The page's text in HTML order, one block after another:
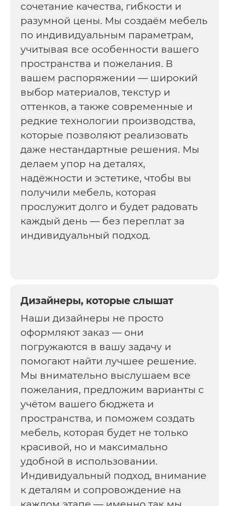
сочетание качества, гибкости и
разумной цены. Мы создаём мебель
по индивидуальным параметрам,
учитывая все особенности вашего
пространства и пожелания. В
вашем распоряжении — широкий
выбор материалов, текстур и
оттенков, а также современные и
редкие технологии производства,
которые позволяют реализовать
даже нестандартные решения. Мы
делаем упор на деталях,
надёжности и эстетике, чтобы вы
получили мебель, которая
прослужит долго и будет радовать
каждый день — без переплат за
индивидуальный подход.
Дизайнеры, которые слышат
Наши дизайнеры не просто
оформляют заказ — они
погружаются в вашу задачу и
помогают найти лучшее решение.
Мы внимательно выслушаем все
пожелания, предложим варианты с
учётом вашего бюджета и
пространства, и поможем создать
мебель, которая будет не только
красивой, но и максимально
удобной в использовании.
Индивидуальный подход, внимание
к деталям и сопровождение на